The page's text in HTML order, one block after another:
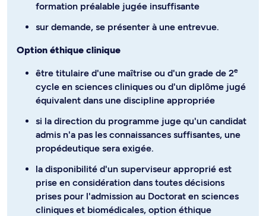
formation préalable jugée insuffisante
sur demande, se présenter à une entrevue.
Option éthique clinique
être titulaire d'une maîtrise ou d'un grade de 2e
cycle en sciences cliniques ou d'un diplôme jugé
équivalent dans une discipline appropriée
si la direction du programme juge qu'un candidat
admis n'a pas les connaissances suffisantes, une
propédeutique sera exigée.
la disponibilité d'un superviseur approprié est
prise en considération dans toutes décisions
prises pour l'admission au Doctorat en sciences
cliniques et biomédicales, option éthique